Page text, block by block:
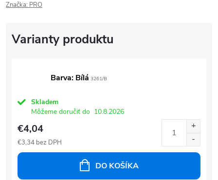
Značka: PRO
Barva: Bílá 3261/B
Skladem
Môžeme doručiť do 10.8.2026
€4,04
€3,34 bez DPH
DO KOŠÍKA